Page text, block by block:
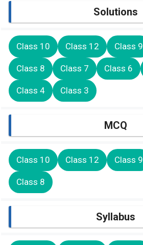
Solutions
Class 10 Class 12 Class 9
Class 8 Class 7 Class 6
Class 4 Class 3
MCQ
Class 10 Class 12 Class 9
Class 8
Syllabus